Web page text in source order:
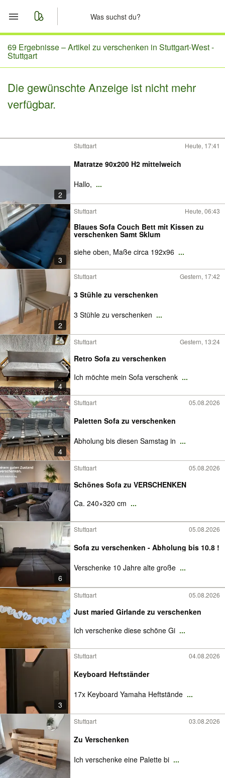
Start
Merkliste
Nachrichten
69 Ergebnisse –Artikel zu verschenken in Stuttgart-West -
Stuttgart
Die gewünschte Anzeige ist nicht mehr
verfügbar.
2
Stuttgart Heute, 17:41
Matratze 90x200 H2 mittelweich
Hallo, ...
3
Stuttgart Heute, 06:43
Blaues Sofa Couch Bett mit Kissen zu
verschenken Samt Sklum
siehe oben, Maße circa 192x96 ...
2
Stuttgart Gestern, 17:42
3 Stühle zu verschenken
3 Stühle zu verschenken ...
4
Stuttgart Gestern, 13:24
Retro Sofa zu verschenken
Ich möchte mein Sofa verschenk ...
4
Stuttgart 05.08.2026
Paletten Sofa zu verschenken
Abholung bis diesen Samstag in ...
Stuttgart 05.08.2026
Schönes Sofa zu VERSCHENKEN
Ca. 240×320 cm ...
6
Stuttgart 05.08.2026
Sofa zu verschenken - Abholung bis 10.8 !
Verschenke 10 Jahre alte große ...
Stuttgart 05.08.2026
Just maried Girlande zu verschenken
Ich verschenke diese schöne Gi ...
3
Stuttgart 04.08.2026
Keyboard Heftständer
17x Keyboard Yamaha Heftstände ...
Stuttgart 03.08.2026
Zu Verschenken
Ich verschenke eine Palette bi ...